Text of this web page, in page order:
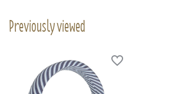
Previously viewed